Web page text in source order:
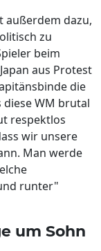
außerdem dazu,
zu
beim
aus Protest
die
diese WM brutal
respektlos
wir unsere
Man werde
runter"
um Sohn